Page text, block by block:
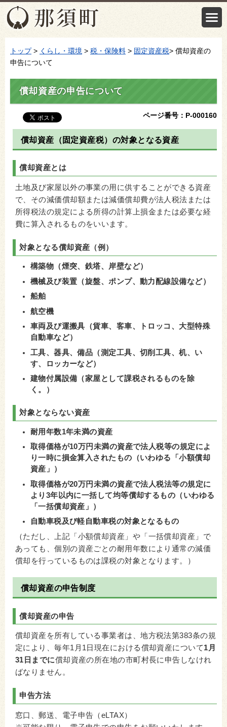
トップ> くらし・環境 > 税・保険料 > 固定資産税> 償却資産の
申告について
償却資産の申告について
ページ番号：P-000160
償却資産（固定資産税）の対象となる資産
償却資産とは
土地及び家屋以外の事業の用に供することができる資産
で、その減価償却額または減価償却費が法人税法または
所得税法の規定による所得の計算上損金または必要な経
費に算入されるものをいいます。
対象となる償却資産（例）
構築物（煙突、鉄塔、岸壁など）
機械及び装置（旋盤、ポンプ、動力配線設備など）
船舶
航空機
車両及び運搬具（貨車、客車、トロッコ、大型特殊
自動車など）
工具、器具、備品（測定工具、切削工具、机、い
す、ロッカーなど）
建物付属設備（家屋として課税されるものを除
く。）
対象とならない資産
耐用年数1年未満の資産
取得価格が10万円未満の資産で法人税等の規定によ
り一時に損金算入されたもの（いわゆる「小額償却
資産」）
取得価格が20万円未満の資産で法人税法等の規定に
より3年以内に一括して均等償却するもの（いわゆる
「一括償却資産」）
自動車税及び軽自動車税の対象となるもの
（ただし、上記「小額償却資産」や「一括償却資産」で
あっても、個別の資産ごとの耐用年数により通常の減価
償却を行っているものは課税の対象となります。）
償却資産の申告制度
償却資産の申告
償却資産を所有している事業者は、地方税法第383条の規
定により、毎年1月1日現在における償却資産について1月
31日までに償却資産の所在地の市町村長に申告しなけれ
ばなりません。
申告方法
窓口、郵送、電子申告（eLTAX）